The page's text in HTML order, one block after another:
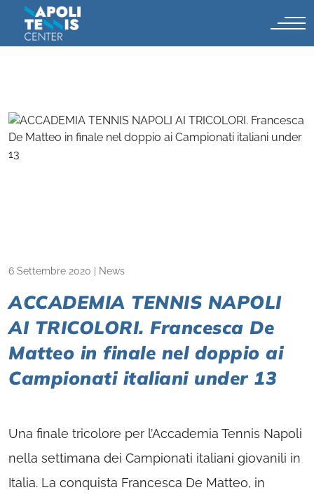
6 Settembre 2020 News
ACCADEMIA TENNIS NAPOLI
AI TRICOLORI. Francesca De
Matteo in finale nel doppio ai
Campionati italiani under 13
Una finale tricolore per l’Accademia Tennis Napoli
nella settimana dei Campionati italiani giovanili in
Italia. La conquista Francesca De Matteo, in